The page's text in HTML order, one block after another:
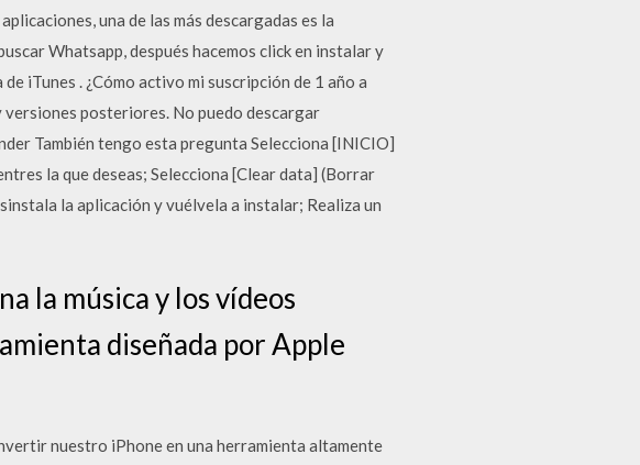
una de las más descargadas es la
Whatsapp, después hacemos click en instalar y
iTunes . ¿Cómo activo mi suscripción de 1 año a
versiones posteriores. No puedo descargar
También tengo esta pregunta Selecciona [INICIO]
la que deseas; Selecciona [Clear data] (Borrar
la aplicación y vuélvela a instalar; Realiza un
la música y los vídeos
diseñada por Apple
nuestro iPhone en una herramienta altamente